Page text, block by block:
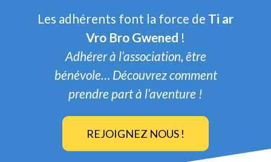
Les adhérents font la force de Ti ar
Vro Bro Gwened !
Adhérer à l’association, être
bénévole… Découvrez comment
prendre part à l’aventure !
REJOIGNEZ NOUS !